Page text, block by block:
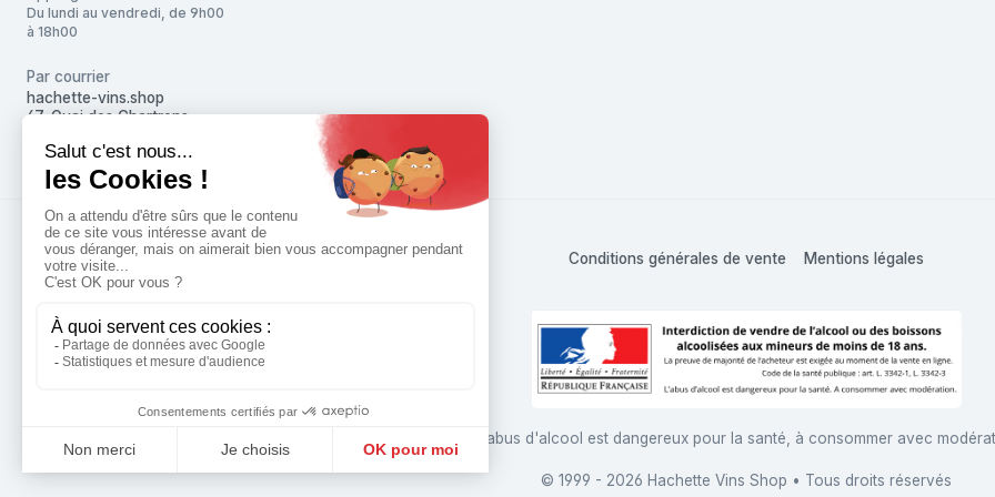
Du lundi au vendredi, de 9h00
à 18h00
Par courrier
hachette-vins.shop
67, Quai des Chartrons
Conditions générales de vente Mentions légales
L'abus d'alcool est dangereux pour la santé, à consommer avec
© 1999 - 2026 Hachette Vins Shop • Tous droits réservés